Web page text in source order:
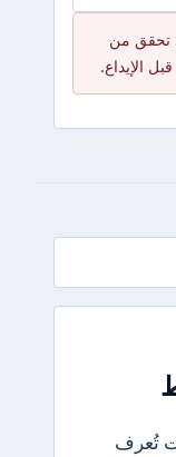
تحقق من
الإيداع.
تُعرف